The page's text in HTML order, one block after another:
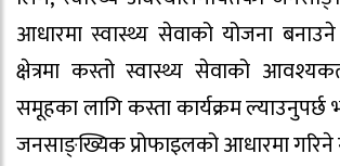
आधारमा स्वास्थ्य सेवाको योजना
क्षेत्रमा कस्तो स्वास्थ्य सेवाको
समूहका लागि कस्ता कार्यक्रम ल्याउनुपर्छ
जनसाङ्ख्यिक प्रोफाइलको आधारमा